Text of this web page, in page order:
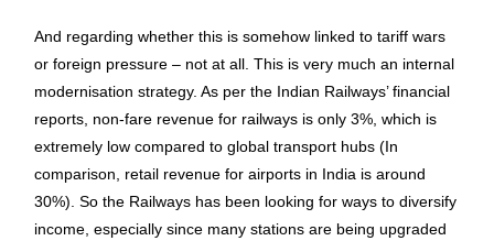
And regarding whether this is somehow linked to tariff wars
or foreign pressure – not at all. This is very much an internal
modernisation strategy. As per the Indian Railways’ financial
reports, non-fare revenue for railways is only 3%, which is
extremely low compared to global transport hubs (In
comparison, retail revenue for airports in India is around
30%). So the Railways has been looking for ways to diversify
income, especially since many stations are being upgraded